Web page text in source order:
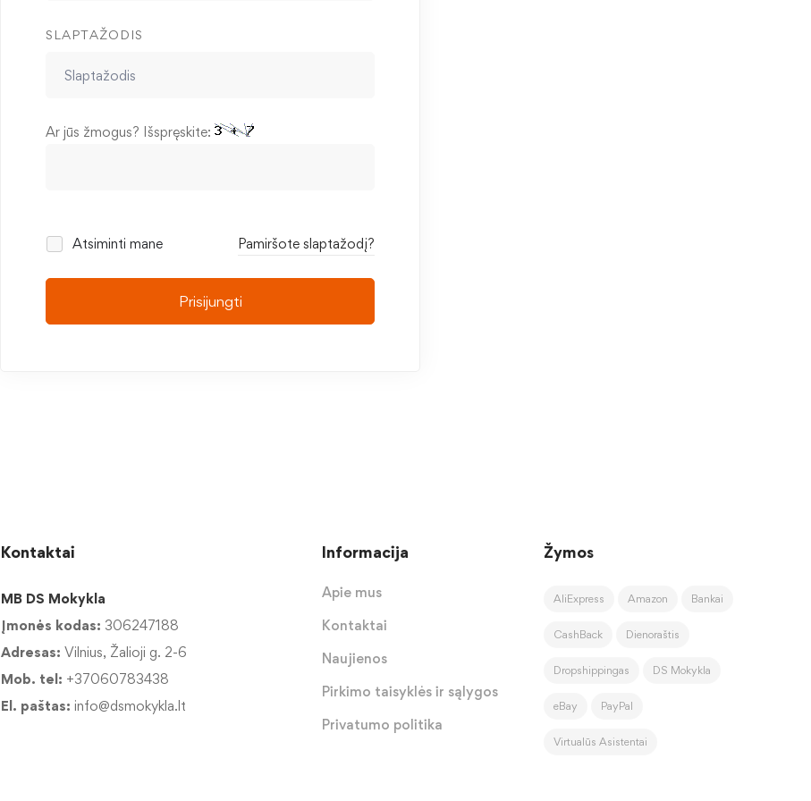
SLAPTAŽODIS
Ar jūs žmogus? Išspręskite:
Atsiminti mane Pamiršote slaptažodį?
Prisijungti
Kontaktai
MB DS Mokykla
Įmonės kodas: 306247188
Adresas: Vilnius, Žalioji g. 2-6
Mob. tel: +37060783438
El. paštas: info@dsmokykla.lt
Informacija
Apie mus
Kontaktai
Naujienos
Pirkimo taisyklės ir sąlygos
Privatumo politika
Žymos
AliExpress Amazon Bankai
CashBack Dienoraštis
Dropshippingas DS Mokykla
eBay PayPal
Virtualūs Asistentai